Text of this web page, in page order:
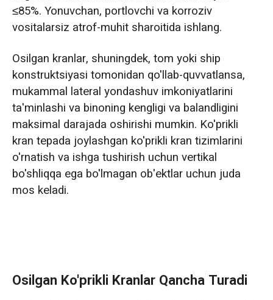
≤85%. Yonuvchan, portlovchi va korroziv
vositalarsiz atrof-muhit sharoitida ishlang.
Osilgan kranlar, shuningdek, tom yoki ship
konstruktsiyasi tomonidan qo'llab-quvvatlansa,
mukammal lateral yondashuv imkoniyatlarini
ta'minlashi va binoning kengligi va balandligini
maksimal darajada oshirishi mumkin. Ko'prikli
kran tepada joylashgan ko'prikli kran tizimlarini
o'rnatish va ishga tushirish uchun vertikal
bo'shliqqa ega bo'lmagan ob'ektlar uchun juda
mos keladi.
Osilgan Ko'prikli Kranlar Qancha Turadi